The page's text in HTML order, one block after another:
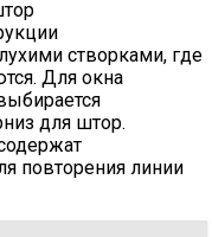
створками, где
Для окна
для штор.
повторения линии